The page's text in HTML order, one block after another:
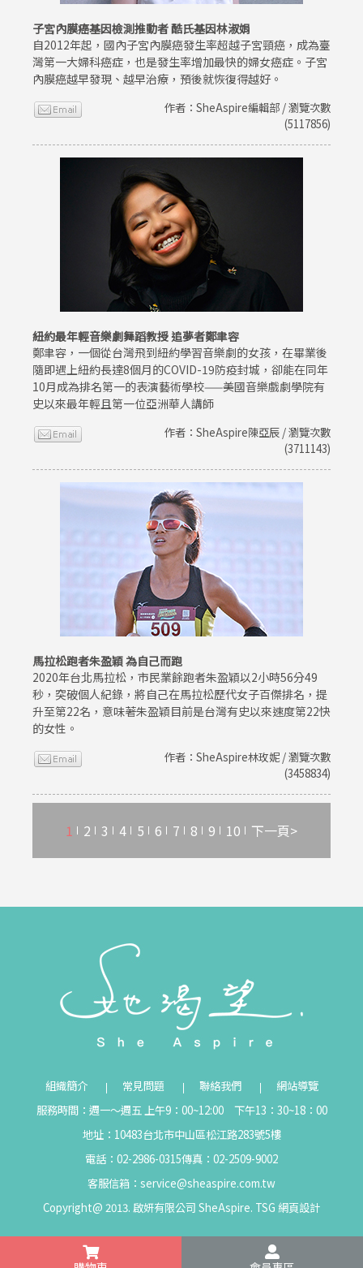
子宮內膜癌基因檢測推動者 酷氏基因林淑娟
自2012年起，國內子宮內膜癌發生率超越子宮頸癌，成為臺
灣第一大婦科癌症，也是發生率增加最快的婦女癌症。子宮
內膜癌越早發現、越早治療，預後就恢復得越好。
作者：SheAspire編輯部 / 瀏覽次數
(5117856)
紐約最年輕音樂劇舞蹈教授 追夢者鄭聿容
鄭聿容，一個從台灣飛到紐約學習音樂劇的女孩，在畢業後
隨即遇上紐約長達8個月的COVID-19防疫封城，卻能在同年
10月成為排名第一的表演藝術學校——美國音樂戲劇學院有
史以來最年輕且第一位亞洲華人講師
作者：SheAspire陳亞辰 / 瀏覽次數
(3711143)
馬拉松跑者朱盈穎 為自己而跑
2020年台北馬拉松，市民業餘跑者朱盈穎以2小時56分49
秒，突破個人紀錄，將自己在馬拉松歷代女子百傑排名，提
升至第22名，意味著朱盈穎目前是台灣有史以來速度第22快
的女性。
作者：SheAspire林玫妮 / 瀏覽次數
(3458834)
1 2 3 4 5 6 7 8 9 10 下一頁>
組織簡介 常見問題 聯絡我們
網站導覽
服務時間：週一～週五 上午9：00~12:00 下午13：30~18：00
地址：10483台北市中山區松江路283號5樓
電話：02-2986-0315傳真：02-2509-9002
客服信箱： service@sheaspire.com.tw
Copyright@ 2013. 啟妍有限公司 SheAspire. TSG 網頁設計